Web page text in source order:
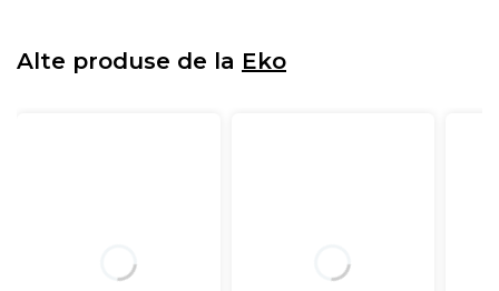
Alte produse de la Eko